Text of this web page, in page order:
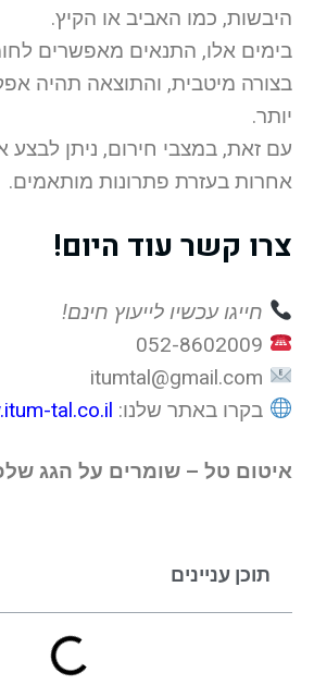
היבשות, כמו האביב או הקיץ.
בימים אלו, התנאים מאפשרים
בצורה מיטבית, והתוצאה תהיה
יותר.
עם זאת, במצבי חירום, ניתן לבצע
אחרות בעזרת פתרונות מותאמים.
צרו קשר עוד היום!
חייגו עכשיו לייעוץ חינם!
בקרו באתר שלנו: tal.co.il
איטום טל – שומרים על הגג
תוכן עניינים